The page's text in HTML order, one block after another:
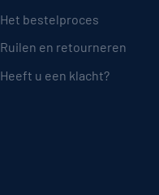
Het bestelproces
Ruilen en retourneren
Heeft u een klacht?